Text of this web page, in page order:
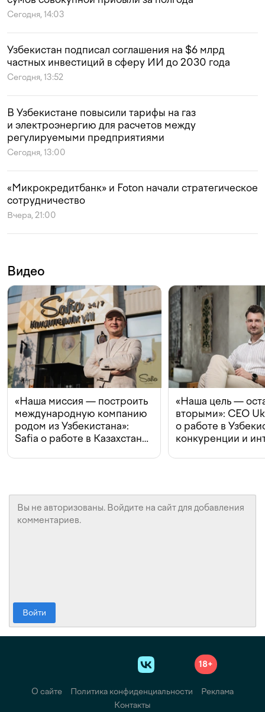
Сегодня, 14:03
Узбекистан подписал соглашения на $6 млрд
частных инвестиций в сферу ИИ до 2030 года
Сегодня, 13:52
В Узбекистане повысили тарифы на газ
и электроэнергию для расчетов между
регулируемыми предприятиями
Сегодня, 13:00
«Микрокредитбанк» и Foton начали стратегическое
сотрудничество
Вчера, 21:00
Видео
«Наша миссия — построить
международную компанию
родом из Узбекистана»:
Safia о работе в Казахстане,
«Наша цель —
вторыми»: CEO
о работе в
конкуренции и
Войти
18+
О сайте Политика конфиденциальности
Реклама
Контакты